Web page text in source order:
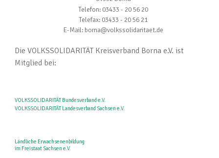
Telefon: 03433 - 20 56 20
Telefax: 03433 - 20 56 21
E-Mail: borna@volkssolidaritaet.de
Die VOLKSSOLIDARITÄT Kreisverband Borna e.V. ist
Mitglied bei:
VOLKSSOLIDARITÄT Bundesverband e.V.
VOLKSSOLIDARITÄT Landesverband Sachsen e.V.
Ländliche Erwachsenenbildung
im Freistaat Sachsen e.V.